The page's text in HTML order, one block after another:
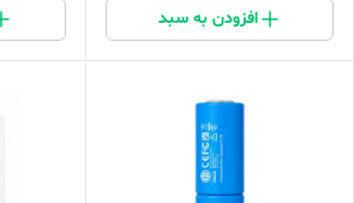
افزودن به سبد